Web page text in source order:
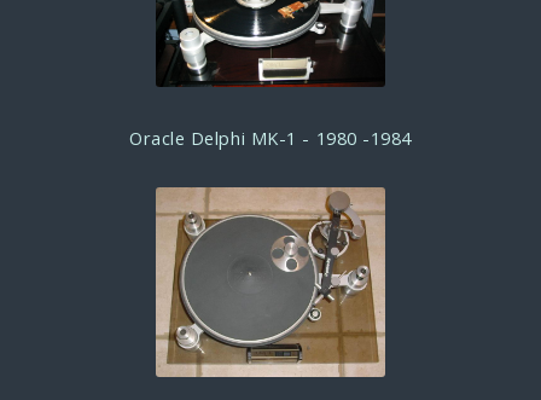
Oracle Delphi MK-1 - 1980 -1984